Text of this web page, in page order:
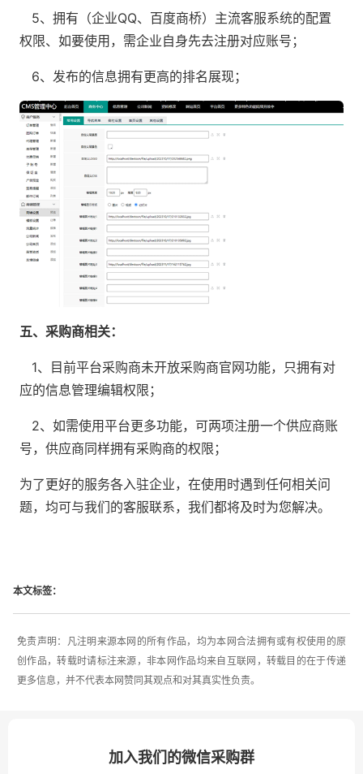
5、拥有（企业QQ、百度商桥）主流客服系统的配置
权限、如要使用，需企业自身先去注册对应账号；
6、发布的信息拥有更高的排名展现；
五、采购商相关：
1、目前平台采购商未开放采购商官网功能，只拥有对
应的信息管理编辑权限；
2、如需使用平台更多功能，可两项注册一个供应商账
号，供应商同样拥有采购商的权限；
为了更好的服务各入驻企业，在使用时遇到任何相关问
题，均可与我们的客服联系，我们都将及时为您解决。
本文标签：
免责声明：凡注明来源本网的所有作品，均为本网合法拥有或有权使用的原
创作品，转载时请标注来源，非本网作品均来自互联网，转载目的在于传递
更多信息，并不代表本网赞同其观点和对其真实性负责。
加入我们的微信采购群